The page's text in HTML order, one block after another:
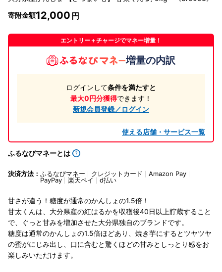
寄附金額12,000
エントリー＋チャージでマネー増量！
増量の内訳
ログインして条件を満たすと
最大0円分獲得できます！
新規会員登録／ログイン
使える店舗・サービス一覧
ふるなびマネーとは
決済方法： ふるなびマネー クレジットカード
Amazon Pay
PayPay
楽天ペイ d払い
甘さが違う！糖度が通常のかんしょの1.5倍！
甘太くんは、大分県産の紅はるかを収穫後40日以上貯蔵すること
で、ぐっと甘みを増加させた大分県独自のブランドです。
糖度は通常のかんしょの1.5倍ほどあり、焼き芋にするとツヤツヤ
の蜜がにじみ出し、口に含むと驚くほどの甘みとしっとり感をお
楽しみいただけます。